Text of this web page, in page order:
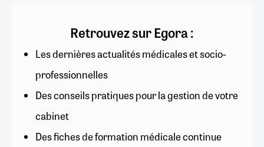
Retrouvez sur Egora :
Les dernières actualités médicales et socio-
professionnelles
Des conseils pratiques pour la gestion de votre
cabinet
Des fiches de formation médicale continue